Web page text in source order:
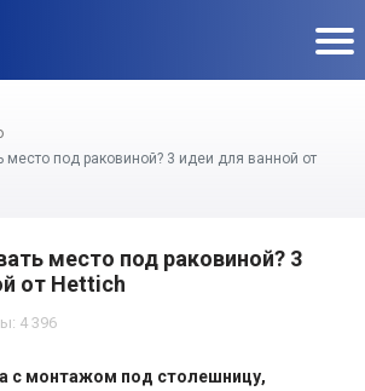
место под раковиной? 3 идеи для ванной от
место под раковиной? 3
от Hettich
4 396
с монтажом под столешницу,